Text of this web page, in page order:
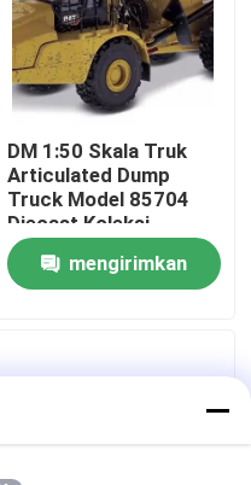
DM 1:50 Skala Truk
Articulated Dump
Truck Model 85704
Diecast Koleksi
mengirimkan